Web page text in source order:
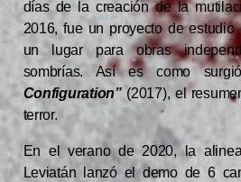
días de la creación de la
2016, fue un proyecto de estudio
un lugar para obras
sombrías. Así es como
Configuration” (2017), el
terror.
En el verano de 2020, la
Leviatán lanzó el demo de 6